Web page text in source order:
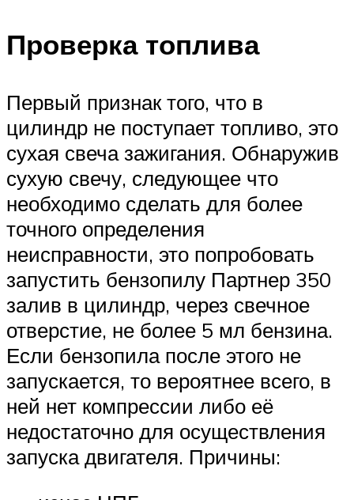
Проверка топлива
Первый признак того, что в
цилиндр не поступает топливо, это
сухая свеча зажигания. Обнаружив
сухую свечу, следующее что
необходимо сделать для более
точного определения
неисправности, это попробовать
запустить бензопилу Партнер 350
залив в цилиндр, через свечное
отверстие, не более 5 мл бензина.
Если бензопила после этого не
запускается, то вероятнее всего, в
ней нет компрессии либо её
недостаточно для осуществления
запуска двигателя. Причины: